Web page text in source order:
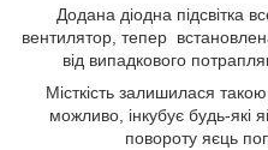
Додана діодна підсвітка
вентилятор, тепер
від випадкового
Місткість залишилася
можливо, інкубує будь-які
повороту яєць